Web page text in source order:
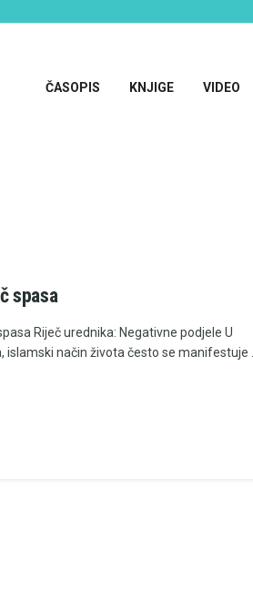
ČASOPIS KNJIGE VIDEO
spasa
Riječ urednika: Negativne podjele U
način života često se manifestuje ...